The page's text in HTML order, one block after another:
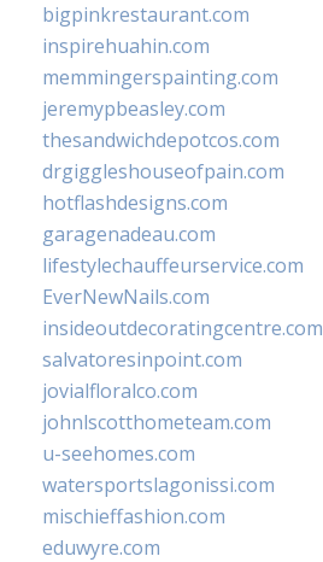
bigpinkrestaurant.com
inspirehuahin.com
memmingerspainting.com
jeremypbeasley.com
thesandwichdepotcos.com
drgiggleshouseofpain.com
hotflashdesigns.com
garagenadeau.com
lifestylechauffeurservice.com
EverNewNails.com
insideoutdecoratingcentre.com
salvatoresinpoint.com
jovialfloralco.com
johnlscotthometeam.com
u-seehomes.com
watersportslagonissi.com
mischieffashion.com
eduwyre.com